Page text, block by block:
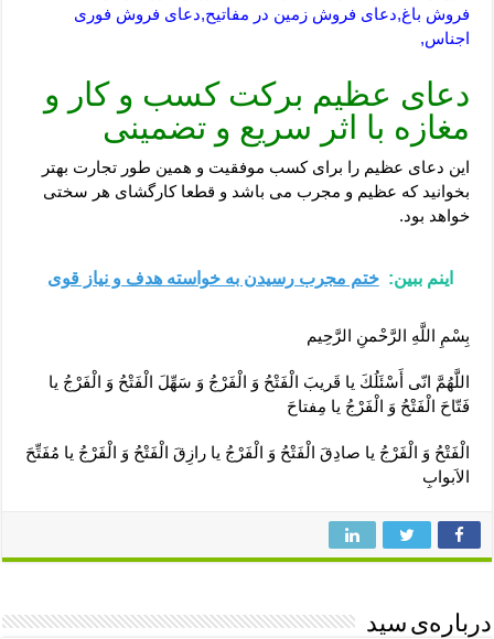
فروش باغ,دعای فروش زمین در مفاتیح,دعای فروش فوری
اجناس,
دعای عظیم برکت کسب و کار و
مغازه با اثر سریع و تضمینی
این دعای عظیم را برای کسب موفقیت و همین طور تجارت بهتر
بخوانید که عظیم و مجرب می باشد و قطعا کارگشای هر سختی
خواهد بود.
اینم ببین: ختم مجرب رسیدن به خواسته هدف و نیاز قوی
بِسْمِ اللَّهِ الرَّحْمنِ الرَّحِيم‏
اللَّهُمَّ انّى‏ أَسْئَلُكَ یا قَریبَ الْفَتْحُ وَ الْفَرْجُ وَ سَهِّلَ الْفَتْحُ وَ الْفَرْجُ یا
فَتّاحَ الْفَتْحُ وَ الْفَرْجُ یا مِفتاحَ
الْفَتْحُ وَ الْفَرْجُ یا صادِقَ الْفَتْحُ وَ الْفَرْجُ یا رازِقَ الْفَتْحُ وَ الْفَرْجُ یا مُفَتِّحَ
الاَبوابِ
درباره‌ی سید